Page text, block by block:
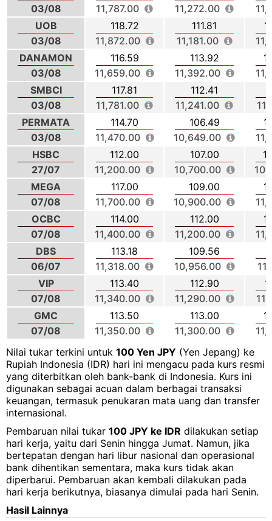
03/08
11,787.00
11,272.00
UOB
03/08
118.72
11,872.00
111.81
11,181.00
DANAMON
03/08
116.59
11,659.00
113.92
11,392.00
SMBCI
03/08
117.81
11,781.00
112.41
11,241.00
PERMATA
03/08
114.70
11,470.00
106.49
10,649.00
HSBC
27/07
112.00
11,200.00
107.00
10,700.00
MEGA
07/08
117.00
11,700.00
109.00
10,900.00
OCBC
07/08
114.00
11,400.00
112.00
11,200.00
DBS
06/07
113.18
11,318.00
109.56
10,956.00
VIP
07/08
113.40
11,340.00
112.90
11,290.00
GMC
07/08
113.50
11,350.00
113.00
11,300.00
Nilai tukar terkini untuk 100 Yen JPY (Yen Jepang) ke
Rupiah Indonesia (IDR) hari ini mengacu pada kurs resmi
yang diterbitkan oleh bank-bank di Indonesia. Kurs ini
digunakan sebagai acuan dalam berbagai transaksi
keuangan, termasuk penukaran mata uang dan transfer
internasional.
Pembaruan nilai tukar 100 JPY ke IDR dilakukan setiap
hari kerja, yaitu dari Senin hingga Jumat. Namun, jika
bertepatan dengan hari libur nasional dan operasional
bank dihentikan sementara, maka kurs tidak akan
diperbarui. Pembaruan akan kembali dilakukan pada
hari kerja berikutnya, biasanya dimulai pada hari Senin.
Hasil Lainnya